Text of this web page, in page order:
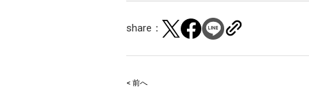
share：
Post
< 前へ